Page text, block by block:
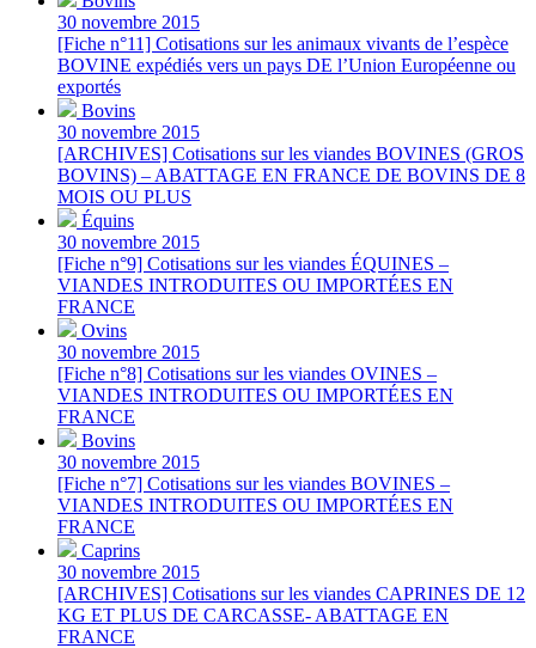
30 novembre 2015
[Fiche n°11] Cotisations sur les animaux vivants de l’espèce
BOVINE expédiés vers un pays DE l’Union Européenne ou
exportés
Bovins
30 novembre 2015
[ARCHIVES] Cotisations sur les viandes BOVINES (GROS
BOVINS) – ABATTAGE EN FRANCE DE BOVINS DE 8
MOIS OU PLUS
Équins
30 novembre 2015
[Fiche n°9] Cotisations sur les viandes ÉQUINES –
VIANDES INTRODUITES OU IMPORTÉES EN
FRANCE
Ovins
30 novembre 2015
[Fiche n°8] Cotisations sur les viandes OVINES –
VIANDES INTRODUITES OU IMPORTÉES EN
FRANCE
Bovins
30 novembre 2015
[Fiche n°7] Cotisations sur les viandes BOVINES –
VIANDES INTRODUITES OU IMPORTÉES EN
FRANCE
Caprins
30 novembre 2015
[ARCHIVES] Cotisations sur les viandes CAPRINES DE 12
KG ET PLUS DE CARCASSE- ABATTAGE EN
FRANCE